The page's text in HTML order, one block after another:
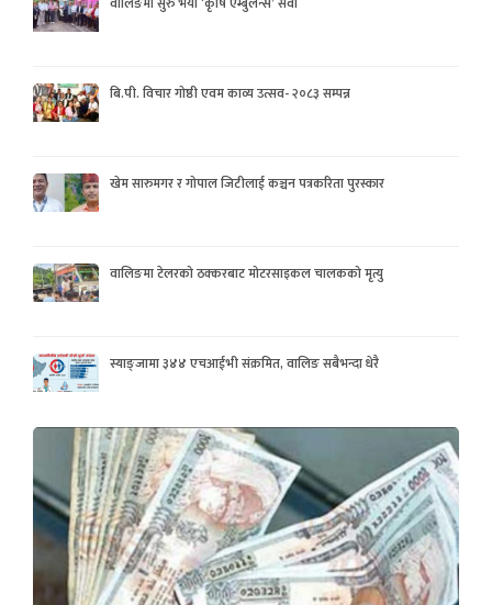
बि.पी. विचार गोष्ठी एवम काव्य उत्सव- २०८३ सम्पन्न
खेम सारुमगर र गोपाल जिटीलाई कञ्चन पत्रकरिता पुरस्कार
वालिङमा टेलरको ठक्करबाट मोटरसाइकल चालकको मृत्यु
स्याङ्जामा ३४४ एचआईभी संक्रमित, वालिङ सबैभन्दा धेरै